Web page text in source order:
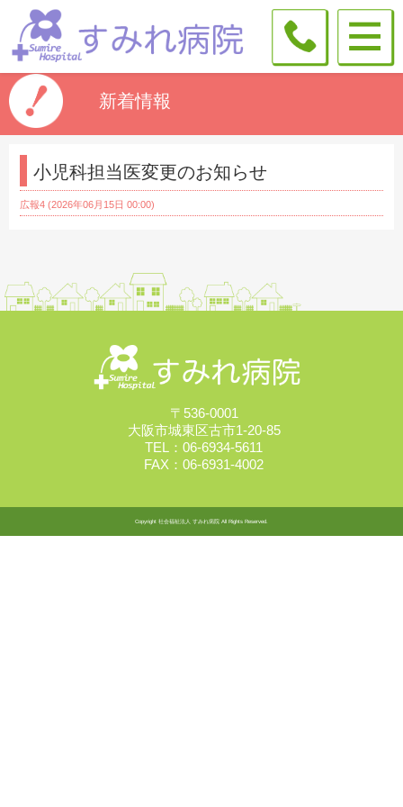
新着情報
小児科担当医変更のお知らせ
広報4 (2026年06月15日 00:00)
〒536-0001
大阪市城東区古市1-20-85
TEL：06-6934-5611
FAX：06-6931-4002
Copyright 社会福祉法人 すみれ病院 All Rights Reserved.